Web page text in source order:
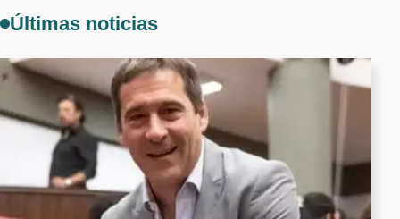
Últimas noticias